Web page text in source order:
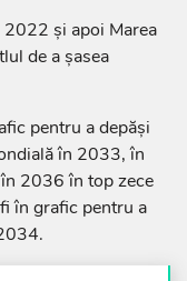
2022 şi apoi Marea
de a şasea
pentru a depăşi
în 2033, în
2036 în top zece
în grafic pentru a